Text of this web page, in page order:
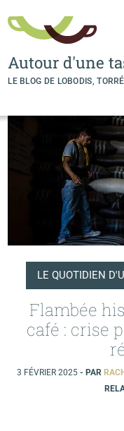
Autour d'une
LE BLOG DE LOBODIS,
LE QUOTIDIEN
Flambée
café : crise
3 FÉVRIER 2025 - PAR